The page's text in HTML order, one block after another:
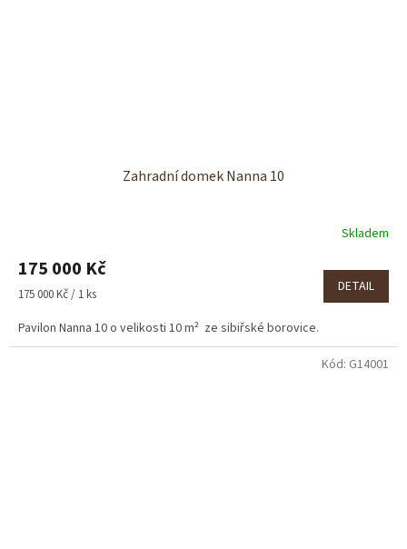
Zahradní domek Nanna 10
Skladem
175 000 Kč
Měrná
175 000 Kč / 1 ks DETAIL
Pavilon Nanna 10 o velikosti 10 m² ze sibiřské borovice.
Kód: G14001